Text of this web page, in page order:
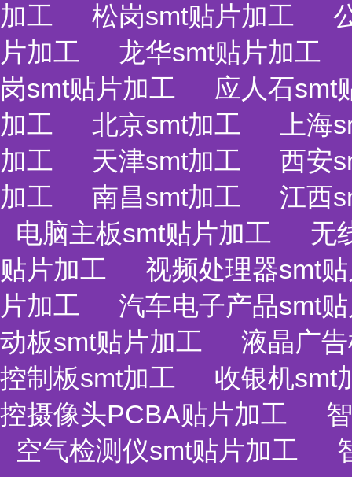
加工
松岗smt贴片加工
片加工
龙华smt贴片加工
岗smt贴片加工
应人石smt
加工
北京smt加工
上海
加工
天津smt加工
西安
加工
南昌smt加工
江西
电脑主板smt贴片加工
无
贴片加工
视频处理器smt
片加工
汽车电子产品smt
动板smt贴片加工
液晶广
控制板smt加工
收银机smt
控摄像头PCBA贴片加工
空气检测仪smt贴片加工